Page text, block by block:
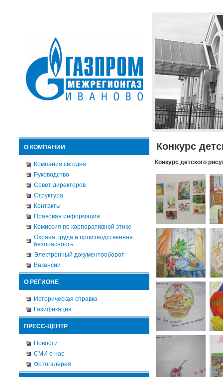
О КОМПАНИИ
Компания сегодня
Руководство
Совет директоров
Структура
Контакты
Правовая информация
Комиссия по корпоративной этике
Охрана труда и производственная
безопасность
Электронный документооборот
Вакансии
О РЕГИОНЕ
Историческая справка
Газификация
ПРЕСС-ЦЕНТР
Новости
СМИ о нас
Фотогалерея
Конкурс
Конкурс детского